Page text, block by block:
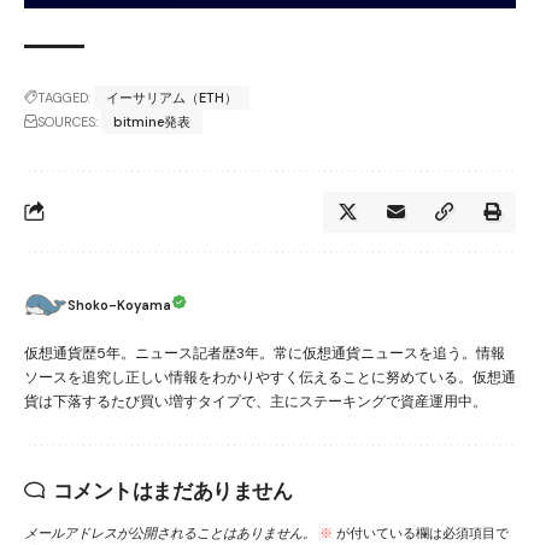
TAGGED:
イーサリアム（ETH）
SOURCES:
bitmine発表
Shoko-Koyama
仮想通貨歴5年。ニュース記者歴3年。常に仮想通貨ニュースを追う。情報
ソースを追究し正しい情報をわかりやすく伝えることに努めている。仮想通
貨は下落するたび買い増すタイプで、主にステーキングで資産運用中。
コメントはまだありません
メールアドレスが公開されることはありません。 ※ が付いている欄は必須項目で